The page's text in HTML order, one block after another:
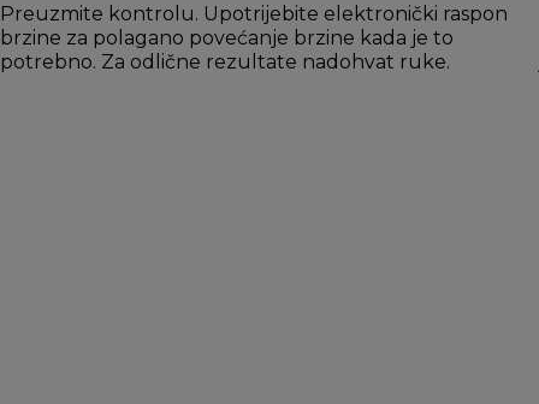
Preuzmite kontrolu. Upotrijebite elektronički raspon
brzine za polagano povećanje brzine kada je to
potrebno. Za odlične rezultate nadohvat ruke.